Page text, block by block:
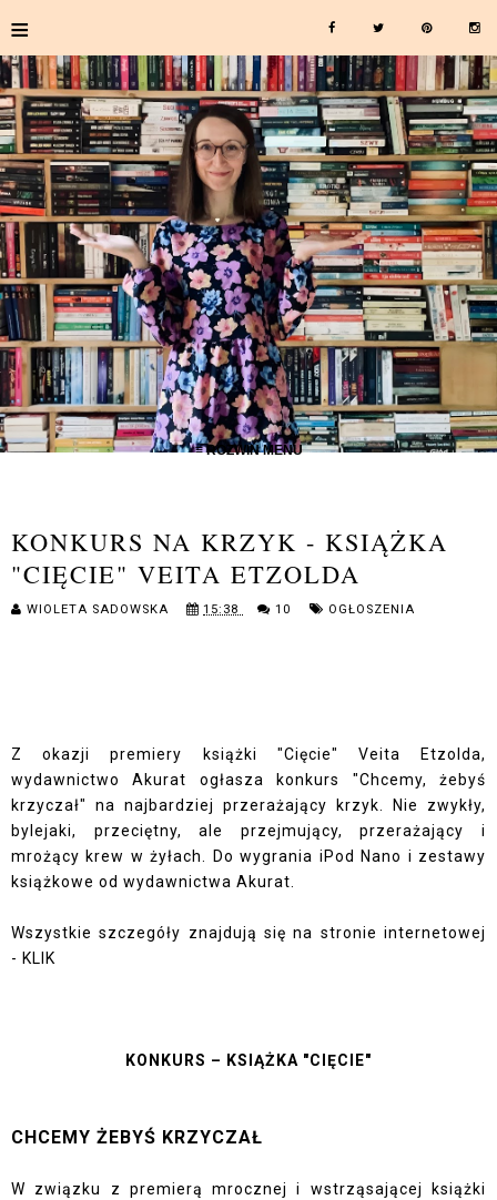
≡
≡ ROZWIŃ MENU
KONKURS NA KRZYK - KSIĄŻKA
"CIĘCIE" VEITA ETZOLDA
WIOLETA SADOWSKA 15:38 10 OGŁOSZENIA
Z okazji premiery książki "Cięcie" Veita Etzolda,
wydawnictwo Akurat ogłasza konkurs "Chcemy, żebyś
krzyczał" na najbardziej przerażający krzyk. Nie zwykły,
bylejaki, przeciętny, ale przejmujący, przerażający i
mrożący krew w żyłach. Do wygrania iPod Nano i zestawy
książkowe od wydawnictwa Akurat.
Wszystkie szczegóły znajdują się na stronie internetowej
- KLIK
KONKURS – KSIĄŻKA "CIĘCIE"
CHCEMY ŻEBYŚ KRZYCZAŁ
W związku z premierą mrocznej i wstrząsającej książki